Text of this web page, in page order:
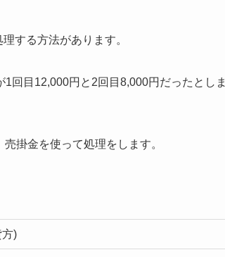
する方法があります。
回目12,000円と2回目8,000円だったとしま
掛金を使って処理をします。
方)